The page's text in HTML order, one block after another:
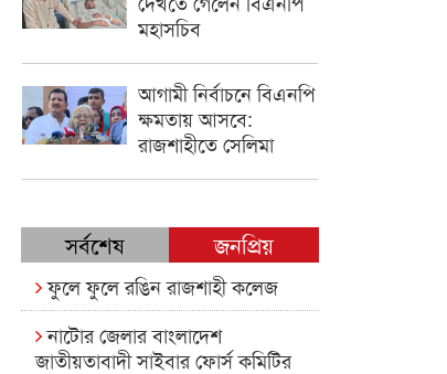
মহাসচিব
আগামী নির্বাচনে বিএনপি
ক্ষমতায় আসবে:
রাজশাহীতে সেলিমা
সর্বশেষ জনপ্রিয়
ফুলে ফুলে রঙিন রাজশাহী কলেজ
নাটোর জেলার বাংলাদেশ
জাতীয়তাবাদী সাইবার ফোর্স কমিটির